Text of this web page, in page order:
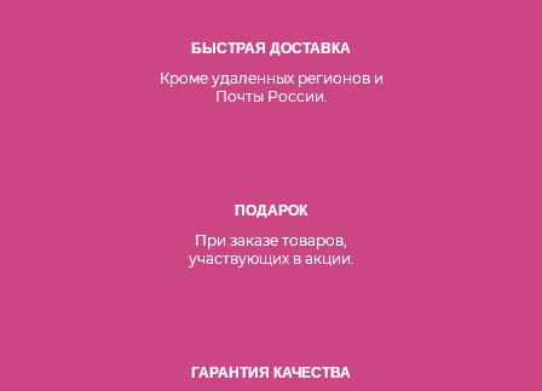
БЫСТРАЯ ДОСТАВКА
Кроме удаленных регионов и
Почты России.
ПОДАРОК
При заказе товаров,
участвующих в акции.
ГАРАНТИЯ КАЧЕСТВА